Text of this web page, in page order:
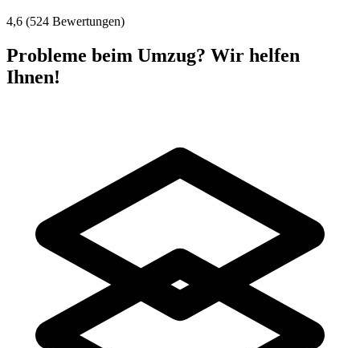
4,6 (524 Bewertungen)
Probleme beim Umzug? Wir helfen
Ihnen!